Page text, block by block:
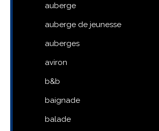
auberge
auberge de jeunesse
auberges
aviron
b&b
baignade
balade